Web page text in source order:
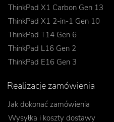
ThinkPad X1 Carbon Gen 13
ThinkPad X1 2-in-1 Gen 10
ThinkPad T14 Gen 6
ThinkPad L16 Gen 2
ThinkPad E16 Gen 3
Realizacje zamówienia
Jak dokonać zamówienia
Wysyłka i koszty dostawy